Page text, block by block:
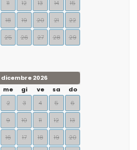
11 12 13 14 15
18 19 20 21 22
25 26 27 28 29
dicembre 2026
me gi ve sa
do
2 3 4 5 6
9 10 11 12 13
16 17 18 19 20